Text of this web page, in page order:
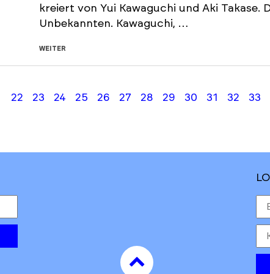
kreiert von Yui Kawaguchi und Aki Takase.
Unbekannten. Kawaguchi, …
WEITER
Vorherige
22 23 24 25 26 27 28 29 30 31 32 33
to
top